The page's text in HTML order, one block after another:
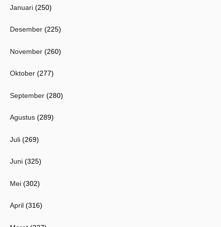
Januari (250)
Desember (225)
November (260)
Oktober (277)
September (280)
Agustus (289)
Juli (269)
Juni (325)
Mei (302)
April (316)